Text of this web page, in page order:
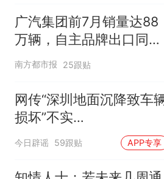
广汽集团前7月销量达88
万辆，自主品牌出口同比
增130%
南方都市报 25跟贴
网传“深圳地面沉降致车
损坏”不实
（2026·08·06）
今日辟谣 59跟贴 APP专享